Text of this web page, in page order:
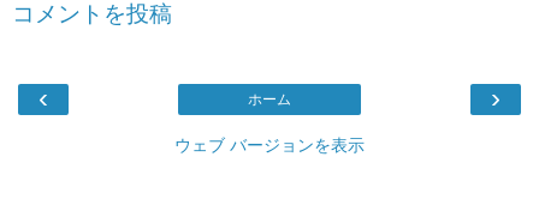
コメントを投稿
‹ ›
ホーム
ウェブ バージョンを表示